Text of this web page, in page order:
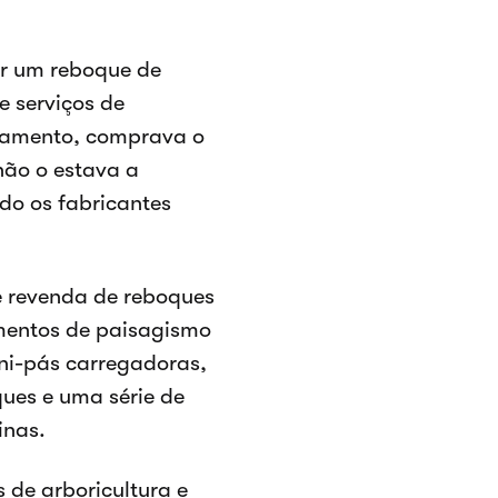
um reboque de
serviços de
comprava o
o estava a
os fabricantes
de reboques
de paisagismo
pás carregadoras,
e uma série de
de arboricultura e